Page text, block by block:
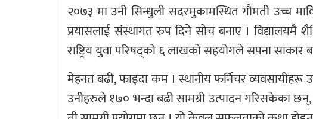
२०७३ मा उनी सिन्धुली सदरमुकामस्थित गौमती उच्च
प्रयासलाई संस्थागत रुप दिने सोच बनाए । विद्यालयमै
राष्ट्रिय युवा परिषद्को ६ लाखको सहयोगले सपना साकार
मेहनत बढी, फाइदा कम । स्थानीय फर्निचर व्यवसायीहरू
उनीहरुले १७० भन्दा बढी सामग्री उत्पादन गरिसकेका